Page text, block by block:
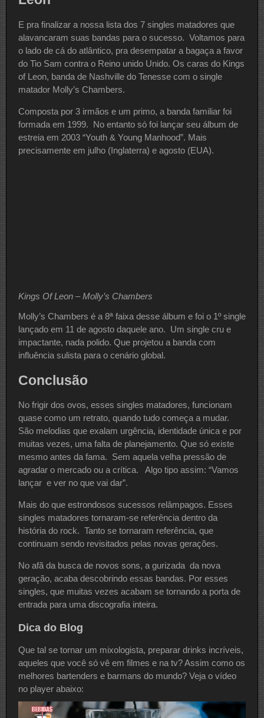
E pra finalizar a nossa lista dos 7 singles matadores que
alavancaram suas bandas para o sucesso. Voltamos para
o lado de cá do atlântico, pra desempatar a bagaça a favor
do Tio Sam contra o Reino unido Unido. Os caras do Kings
of Leon, banda de Nashville do Tenesse com o single
matador Molly’s Chambers.
Composta por 3 irmãos e um primo, a banda familiar foi
formada em 1999. No entanto só foi lançar seu álbum de
estreia em 2003 “Youth & Young Manhood”. Mais
precisamente em julho (Inglaterra) e agosto (EUA).
Kings Of Leon – Molly’s Chambers
Molly’s Chambers é a 8ª faixa desse álbum e foi o 1º single
lançado em 11 de agosto daquele ano. Um single cru e
impactante, nada polido. Que projetou a banda com
influência sulista para o cenário global.
Conclusão
No frigir dos ovos, esses singles matadores, funcionam
quase como um retrato, quando tudo começa a mudar.
São melodias que exalam urgência, identidade única e por
muitas vezes, uma falta de planejamento. Que só existe
mesmo antes da fama. Sem aquela velha pressão de
agradar o mercado ou a crítica. Algo tipo assim: “Vamos
lançar e ver no que vai dar”.
Mais do que estrondosos sucessos relâmpagos. Esses
singles matadores tornaram-se referência dentro da
história do rock. Tanto se tornaram referência, que
continuam sendo revisitados pelas novas gerações.
No afã da busca de novos sons, a gurizada da nova
geração, acaba descobrindo essas bandas. Por esses
singles, que muitas vezes acabam se tornando a porta de
entrada para uma discografia inteira.
Dica do Blog
Que tal se tornar um mixologista, preparar drinks incríveis,
aqueles que você só vê em filmes e na tv? Assim como os
melhores bartenders e barmans do mundo? Veja o vídeo
no player abaixo: